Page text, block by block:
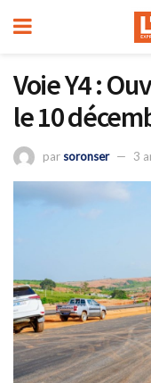
Voie Y4 :
le 10
par soronser 3